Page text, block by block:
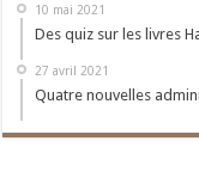
10 mai 2021
Des quiz sur les livres
27 avril 2021
Quatre nouvelles